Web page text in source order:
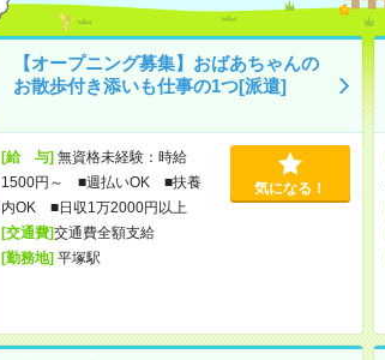
【オープニング募集】おばあちゃんの
お散歩付き添いも仕事の1つ[派遣]
[給 与]無資格未経験：時給
1500円～ ■週払いOK ■扶養
内OK ■日収1万2000円以上
[交通費]交通費全額支給
[勤務地]平塚駅
気になる！